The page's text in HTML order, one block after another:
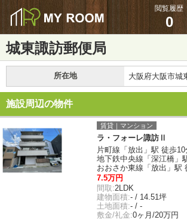
閲覧履歴
0
城東諏訪郵便局
所在地 大阪府大阪市城
施設周辺の物件
賃貸｜マンション
ラ・フォーレ諏訪Ⅱ
片町線「放出」駅 徒歩10
地下鉄中央線「深江橋」
おおさか東線「放出」駅
7.5万円
間取:2LDK
建物面積:- / 14.51坪
土地面積:- / -
敷金/礼金:0ヶ月/20万円